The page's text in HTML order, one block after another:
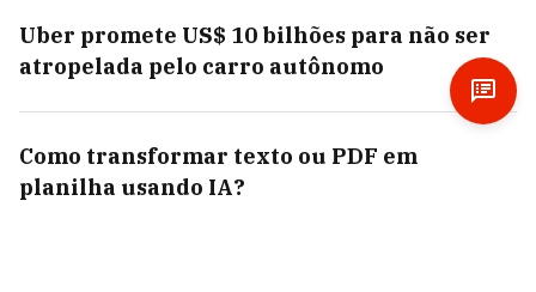
Uber promete US$ 10 bilhões para não ser
atropelada pelo carro autônomo
Como transformar texto ou PDF em
planilha usando IA?